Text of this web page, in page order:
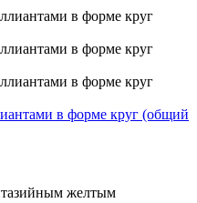
в форме круг (общий